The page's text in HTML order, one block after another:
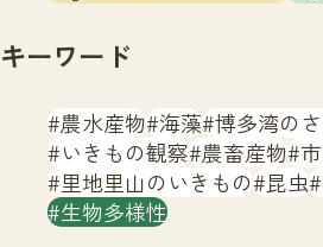
キーワード
農水産物 海藻 博多湾の
いきもの観察 農畜産物
里地里山のいきもの 昆虫
生物多様性